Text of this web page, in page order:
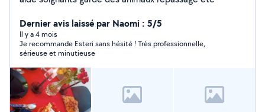
Dernier avis laissé par Naomi : 5/5
Il y a 4 mois
Je recommande Esteri sans hésité ! Très professionnelle,
sérieuse et minutieuse